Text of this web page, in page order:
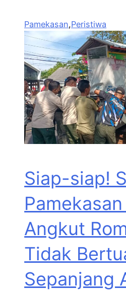
Pamekasan,Peristiwa
Siap-siap!
Angkut
Tidak
Sepanjang